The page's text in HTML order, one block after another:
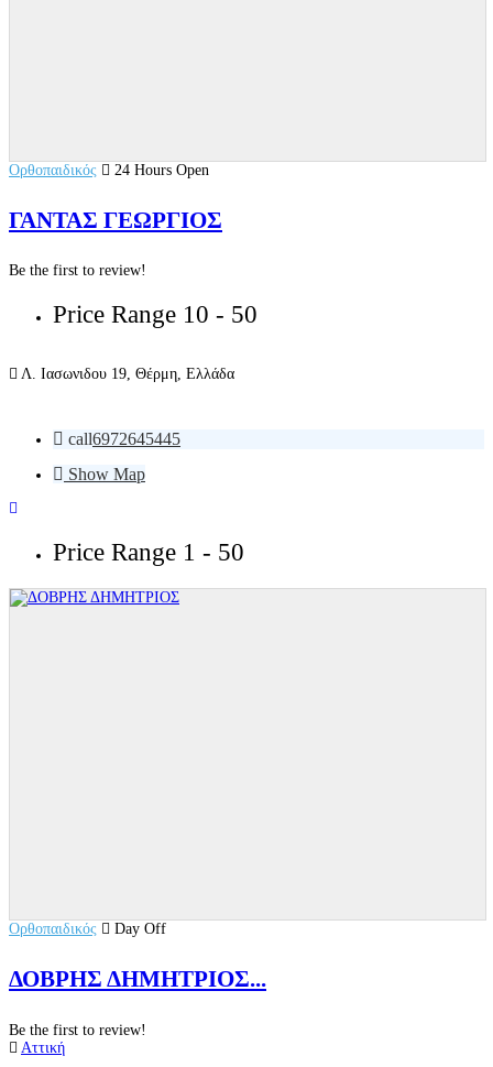
Ορθοπαιδικός 24 Hours Open
ΓΑΝΤΑΣ ΓΕΩΡΓΙΟΣ
Be the first to review!
Price Range 10 - 50
Λ. Ιασωνιδου 19, Θέρμη, Ελλάδα
call6972645445
Show Map
Price Range 1 - 50
Ορθοπαιδικός Day Off
ΔΟΒΡΗΣ ΔΗΜΗΤΡΙΟΣ...
Be the first to review!
Αττική